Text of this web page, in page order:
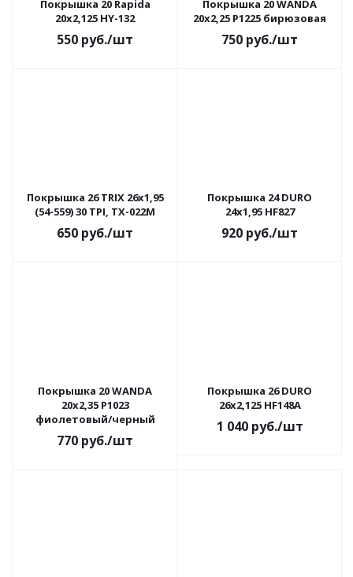
Покрышка 20 Rapida
20x2,125 HY-132
550 руб./шт
Покрышка 20 WANDA
20x2,25 P1225 бирюзовая
750 руб./шт
Покрышка 26 TRIX 26х1,95
(54-559) 30 TPI, TX-022M
650 руб./шт
Покрышка 24 DURO
24х1,95 HF827
920 руб./шт
Покрышка 20 WANDA
20x2,35 P1023
фиолетовый/черный
770 руб./шт
Покрышка 26 DURO
26х2,125 HF148А
1 040руб./шт